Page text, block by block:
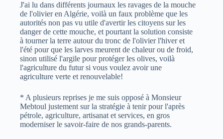
J'ai lu dans différents journaux les ravages de la mouche
de l'olivier en Algérie, voilà un faux problème que les
autorités non pas vu utile d'avertir les citoyens sur les
danger de cette mouche, et pourtant la solution consiste
à tourner la terre autour du tronc de l'olivier l'hiver et
l'été pour que les larves meurent de chaleur ou de froid,
sinon utilisé l'argile pour protéger les olives, voilà
l'agriculture du futur si vous voulez avoir une
agriculture verte et renouvelable!
* A plusieurs reprises je me suis opposé à Monsieur
Mebtoul justement sur la stratégie à tenir pour l'après
pétrole, agriculture, artisanat et services, en gros
moderniser le savoir-faire de nos grands-parents.